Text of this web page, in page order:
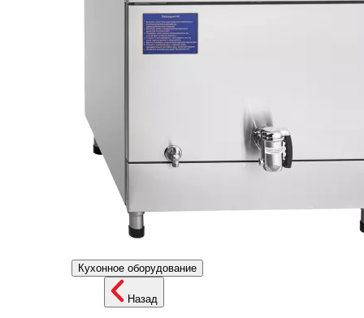
Кухонное оборудование
Назад